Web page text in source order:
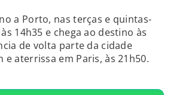
a Porto, nas terças e quintas-
14h35 e chega ao destino às
de volta parte da cidade
e aterrissa em Paris, às 21h50.